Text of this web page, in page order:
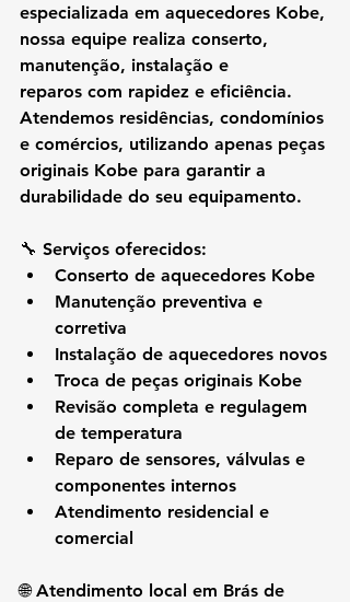
especializada em aquecedores Kobe,
nossa equipe realiza conserto,
manutenção, instalação e
reparos com rapidez e eficiência.
Atendemos residências, condomínios
e comércios, utilizando apenas peças
originais Kobe para garantir a
durabilidade do seu equipamento.
🔧 Serviços oferecidos:
Conserto de aquecedores Kobe
Manutenção preventiva e
corretiva
Instalação de aquecedores novos
Troca de peças originais Kobe
Revisão completa e regulagem
de temperatura
Reparo de sensores, válvulas e
componentes internos
Atendimento residencial e
comercial
🌐 Atendimento local em Brás de